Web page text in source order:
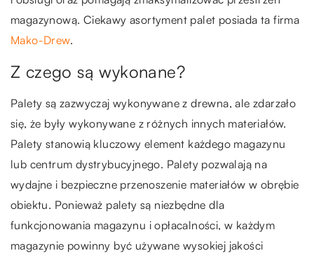
magazynową. Ciekawy asortyment palet posiada ta firma
Mako-Drew.
Z czego są wykonane?
Palety są zazwyczaj wykonywane z drewna, ale zdarzało
się, że były wykonywane z różnych innych materiałów.
Palety stanowią kluczowy element każdego magazynu
lub centrum dystrybucyjnego. Palety pozwalają na
wydajne i bezpieczne przenoszenie materiałów w obrębie
obiektu. Ponieważ palety są niezbędne dla
funkcjonowania magazynu i opłacalności, w każdym
magazynie powinny być używane wysokiej jakości